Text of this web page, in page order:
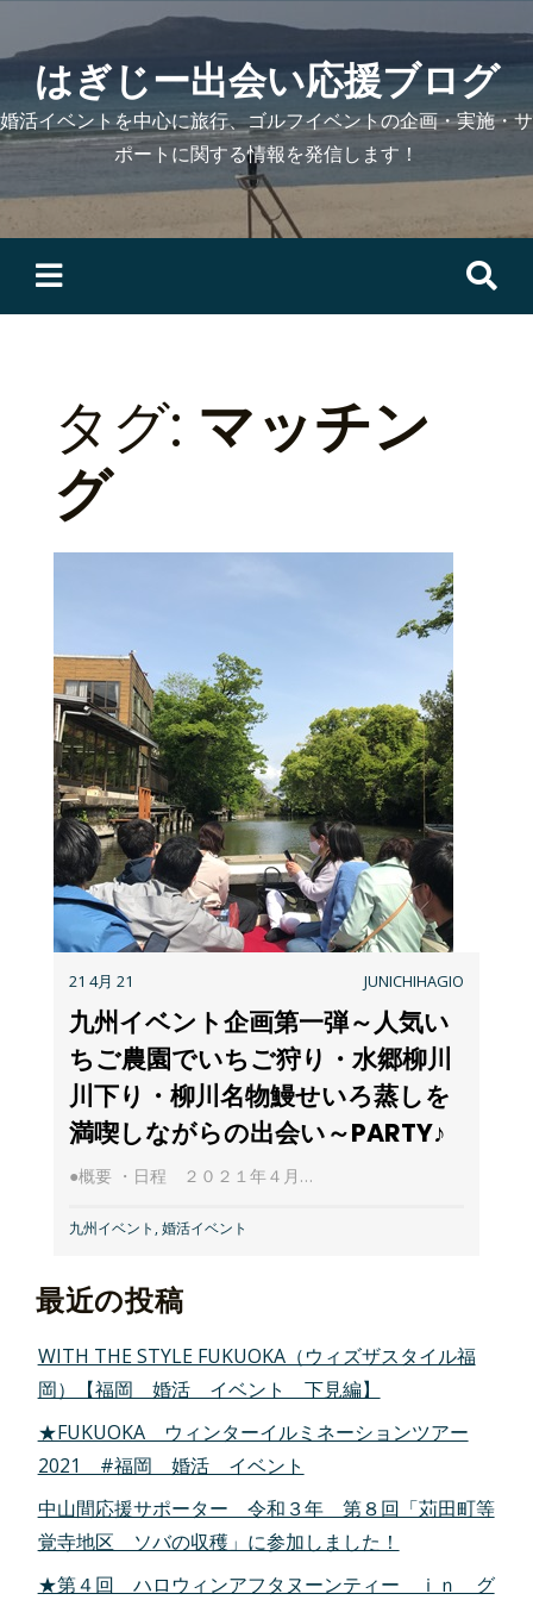
to
contentはぎじー出会い応援ブログ
婚活イベントを中心に旅行、ゴルフイベントの企画・実施・サ
ポートに関する情報を発信します！
タグ: マッチン
グ
21 4月 21 JUNICHIHAGIO
九州イベント企画第一弾～人気い
ちご農園でいちご狩り・水郷柳川
川下り・柳川名物鰻せいろ蒸しを
満喫しながらの出会い～PARTY♪
●概要 ・日程 ２０２１年４月…
九州イベント ,婚活イベント
最近の投稿
WITH THE STYLE FUKUOKA（ウィズザスタイル福
岡）【福岡 婚活 イベント 下見編】
★FUKUOKA ウィンターイルミネーションツアー
2021 #福岡 婚活 イベント
中山間応援サポーター 令和３年 第８回「苅田町等
覚寺地区 ソバの収穫」に参加しました！
★第４回 ハロウィンアフタヌーンティー ｉｎ グ